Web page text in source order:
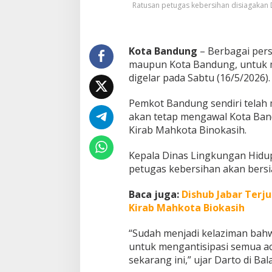
b
i
h
a
i
K
i
a
b
M
h
k
t
a
B
i
Ratusan petugas kebersihan
Kota Bandung – Berbagai
maupun Kota Bandung, untuk
digelar pada Sabtu (16/5/2026).
Pemkot Bandung sendiri
akan tetap mengawal Kota
Kirab Mahkota Binokasih.
Kepala Dinas Lingkungan
petugas kebersihan akan
Baca juga: Dishub Jabar
Kirab Mahkota Biokasih
“Sudah menjadi kelaziman
untuk mengantisipasi semua
sekarang ini,” ujar Darto di